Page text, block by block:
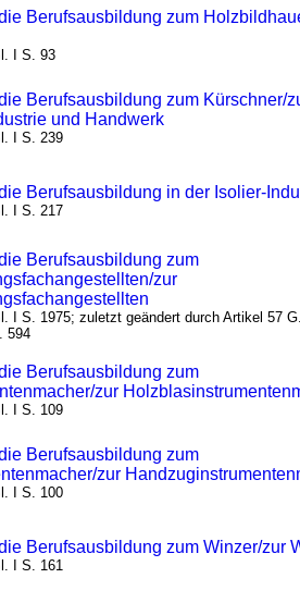
Berufsausbildung zum
I S. 93
Berufsausbildung zum Kürschner/
und Handwerk
I S. 239
Berufsausbildung in der Isolier-
I S. 217
Berufsausbildung zum
zur
I S. 1975; zuletzt geändert durch Artikel 57
594
Berufsausbildung zum
zur
I S. 109
Berufsausbildung zum
zur
I S. 100
Berufsausbildung zum Winzer/zur
I S. 161